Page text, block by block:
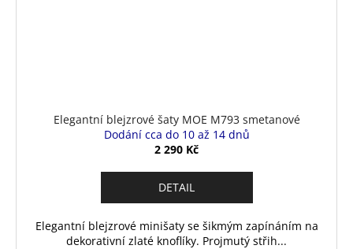
Elegantní blejzrové šaty MOE M793 smetanové
Dodání cca do 10 až 14 dnů
2 290 Kč
DETAIL
Elegantní blejzrové minišaty se šikmým zapínáním na
dekorativní zlaté knoflíky. Projmutý střih...